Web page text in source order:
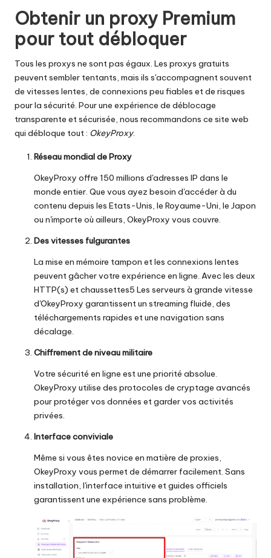
Obtenir un proxy Premium
pour tout débloquer
Tous les proxys ne sont pas égaux. Les proxys gratuits
peuvent sembler tentants, mais ils s'accompagnent souvent
de vitesses lentes, de connexions peu fiables et de risques
pour la sécurité. Pour une expérience de déblocage
transparente et sécurisée, nous recommandons ce site web
qui débloque tout : OkeyProxy.
Réseau mondial de Proxy
OkeyProxy offre 150 millions d'adresses IP dans le
monde entier. Que vous ayez besoin d'accéder à du
contenu depuis les Etats-Unis, le Royaume-Uni, le Japon
ou n'importe où ailleurs, OkeyProxy vous couvre.
Des vitesses fulgurantes
La mise en mémoire tampon et les connexions lentes
peuvent gâcher votre expérience en ligne. Avec les deux
HTTP(s) et chaussettes5 Les serveurs à grande vitesse
d'OkeyProxy garantissent un streaming fluide, des
téléchargements rapides et une navigation sans
décalage.
Chiffrement de niveau militaire
Votre sécurité en ligne est une priorité absolue.
OkeyProxy utilise des protocoles de cryptage avancés
pour protéger vos données et garder vos activités
privées.
Interface conviviale
Même si vous êtes novice en matière de proxies,
OkeyProxy vous permet de démarrer facilement. Sans
installation, l'interface intuitive etguides officiels
garantissent une expérience sans problème.